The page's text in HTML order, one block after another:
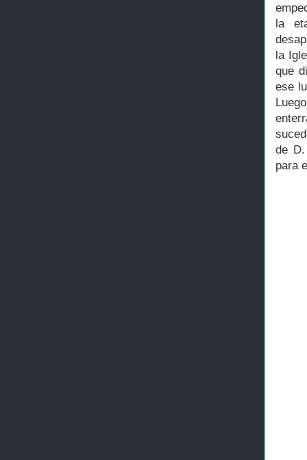
la
la
que
ese
de
para